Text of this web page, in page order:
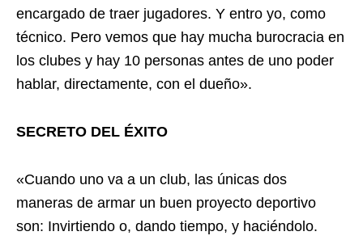
encargado de traer jugadores. Y entro yo, como
técnico. Pero vemos que hay mucha burocracia en
los clubes y hay 10 personas antes de uno poder
hablar, directamente, con el dueño».
SECRETO DEL ÉXITO
«Cuando uno va a un club, las únicas dos
maneras de armar un buen proyecto deportivo
son: Invirtiendo o, dando tiempo, y haciéndolo.